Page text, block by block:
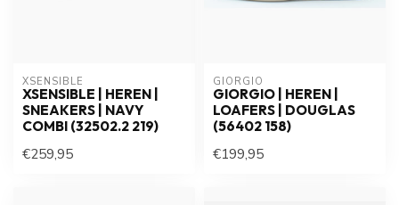
XSENSIBLE
XSENSIBLE | HEREN |
SNEAKERS | NAVY
COMBI (32502.2 219)
€259,95
GIORGIO
GIORGIO | HEREN |
LOAFERS | DOUGLAS
(56402 158)
€199,95